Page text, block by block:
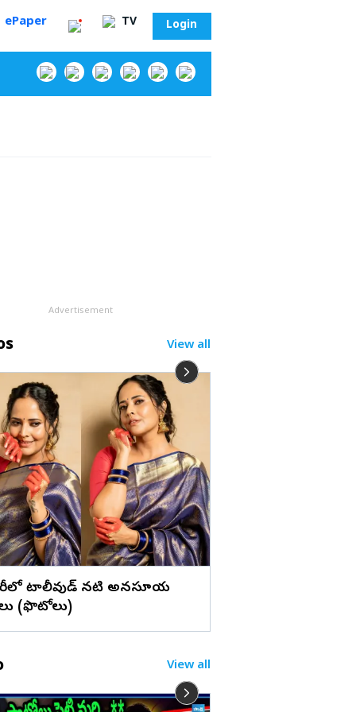
ePaper
TV Login
Advertisement
View all
టాలీవుడ్ నటి అనసూయ
(ఫొటోలు)
View all